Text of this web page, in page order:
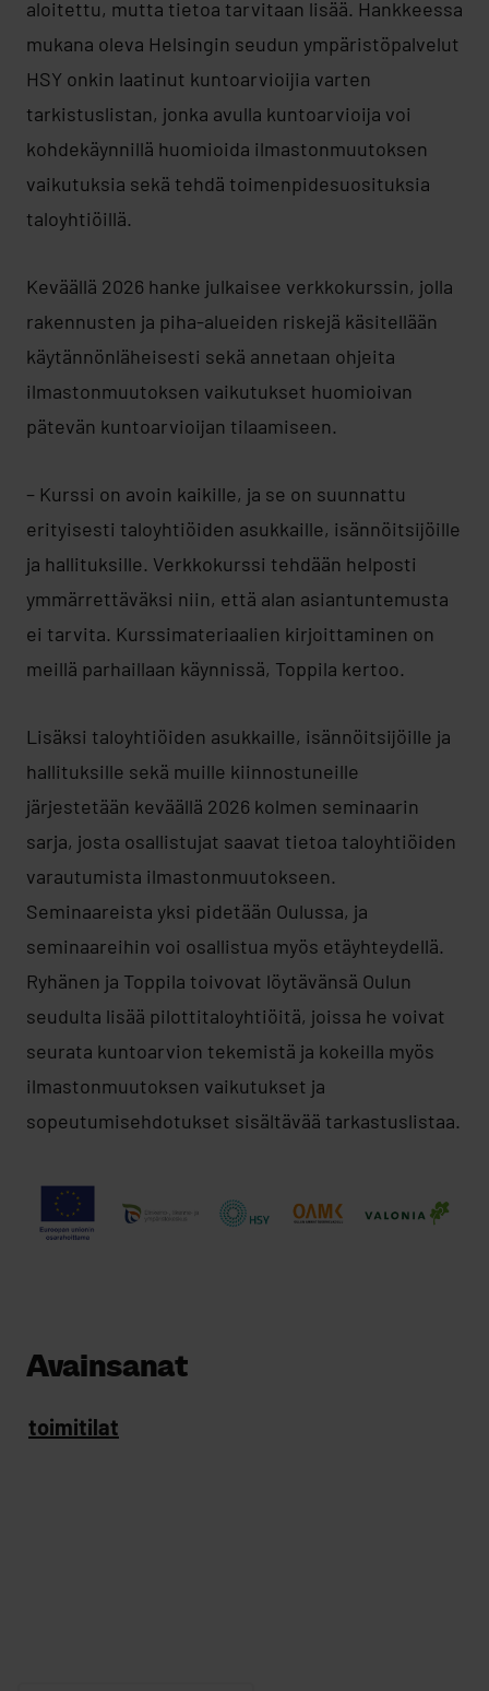
aloitettu, mutta tietoa tarvitaan lisää. Hankkeessa
mukana oleva Helsingin seudun ympäristöpalvelut
HSY onkin laatinut kuntoarvioijia varten
tarkistuslistan, jonka avulla kuntoarvioija voi
kohdekäynnillä huomioida ilmastonmuutoksen
vaikutuksia sekä tehdä toimenpidesuosituksia
taloyhtiöillä.
Keväällä 2026 hanke julkaisee verkkokurssin, jolla
rakennusten ja piha-alueiden riskejä käsitellään
käytännönläheisesti sekä annetaan ohjeita
ilmastonmuutoksen vaikutukset huomioivan
pätevän kuntoarvioijan tilaamiseen.
– Kurssi on avoin kaikille, ja se on suunnattu
erityisesti taloyhtiöiden asukkaille, isännöitsijöille
ja hallituksille. Verkkokurssi tehdään helposti
ymmärrettäväksi niin, että alan asiantuntemusta
ei tarvita. Kurssimateriaalien kirjoittaminen on
meillä parhaillaan käynnissä, Toppila kertoo.
Lisäksi taloyhtiöiden asukkaille, isännöitsijöille ja
hallituksille sekä muille kiinnostuneille
järjestetään keväällä 2026 kolmen seminaarin
sarja, josta osallistujat saavat tietoa taloyhtiöiden
varautumista ilmastonmuutokseen.
Seminaareista yksi pidetään Oulussa, ja
seminaareihin voi osallistua myös etäyhteydellä.
Ryhänen ja Toppila toivovat löytävänsä Oulun
seudulta lisää pilottitaloyhtiöitä, joissa he voivat
seurata kuntoarvion tekemistä ja kokeilla myös
ilmastonmuutoksen vaikutukset ja
sopeutumisehdotukset sisältävää tarkastuslistaa.
Avainsanat
toimitilat